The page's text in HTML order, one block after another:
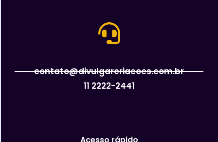
contato@divulgarcriacoes.com.br
11 2222-2441